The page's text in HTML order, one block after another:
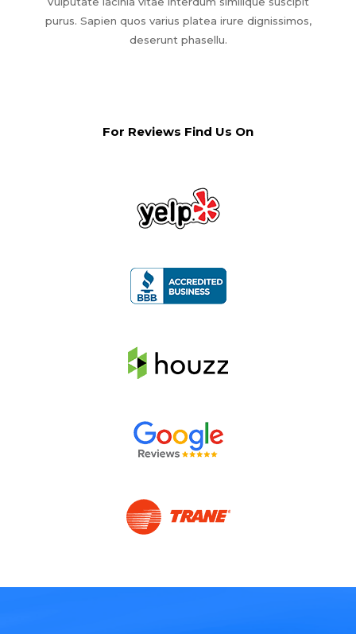
purus. Sapien quos varius platea irure dignissimos,
deserunt phasellu.
For Reviews Find Us On